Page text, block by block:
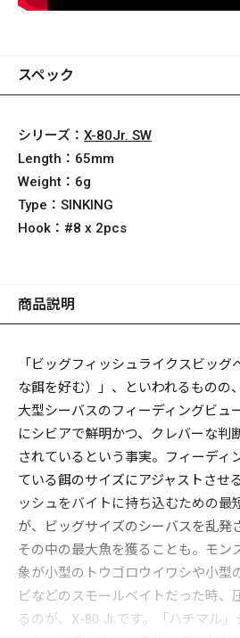
スペック
シリーズ： X-80Jr. SW
Length： 65mm
Weight： 6g
Type： SINKING
Hook： #8 x 2pcs
商品説明
「ビッグフィッシュライクスビッ
な餌を好む）」、といわれるものの
大型シーバスのフィーディングビュ
にシビアで鮮明かつ、クレバーな判
されているという事実。フィーディ
ている餌のサイズにアジャストさせ
ッシュをバイトに持ち込むための最
が、ビッグサイズのシーバスを乱発
その中の最大魚を獲ることも。モン
象が小型のトウゴロウイワシや小型
ビなどのスモールベイトだった時、
るのが、X-80 Jr.です。「ハチマル